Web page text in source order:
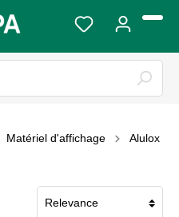
Matériel d'affichage Alulox